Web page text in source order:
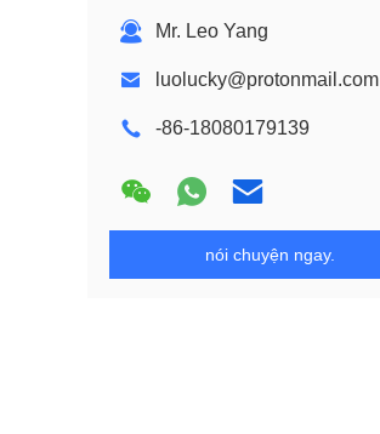
Mr. Leo Yang
luolucky@protonmail.com
-86-18080179139
nói chuyện ngay.